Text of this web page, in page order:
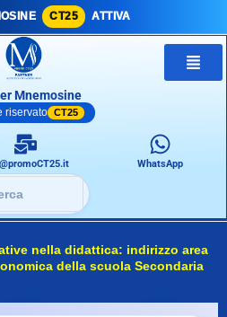
CT25 ATTIVA
Mnemosine
riservato CT25
WhatsApp
nella didattica: indirizzo area
della scuola Secondaria